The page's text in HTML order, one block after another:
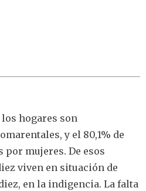
los hogares son
y el 80,1% de
por mujeres. De esos
viven en situación de
en la indigencia. La falta